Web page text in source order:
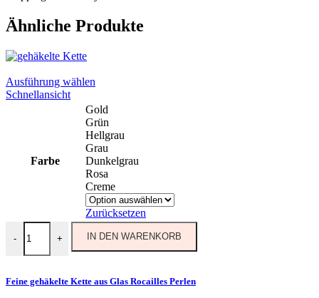
Ähnliche Produkte
Ausführung wählen
weist
mehrere
Varianten
auf.
Die
Optionen
können
auf
der
Produktseite
gewählt
werden
Schnellansicht
Farbe
Gold
Grün
Hellgrau
Grau
Dunkelgrau
Rosa
Creme
Zurücksetzen
-
Feine gehäkelte Kette aus Glas Rocailles Perlen Menge
+ IN DEN WARENKORB
Feine gehäkelte Kette aus Glas Rocailles Perlen